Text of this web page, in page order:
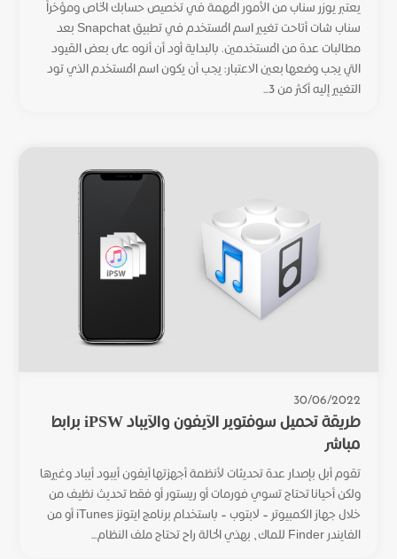
يعتبر يوزر سناب من الأمور المهمة في تخصيص حسابك الخاص ومؤخراً
سناب شات أتاحت تغيير اسم المستخدم في تطبيق Snapchat بعد
مطالبات عدة من المستخدمين. بالبداية أود أن أنوه على بعض القيود
التي يجب وضعها بعين الاعتبار: يجب أن يكون اسم المستخدم الذي تود
التغيير إليه أكثر من 3...
30/06/2022
طريقة تحميل سوفتوير الآيفون والآيباد iPSW برابط
مباشر
تقوم أبل بإصدار عدة تحديثات لأنظمة أجهزتها أيفون أيبود أيباد وغيرها
ولكن أحيانا تحتاج تسوي فورمات أو ريستور أو فقط تحديث نظيف من
خلال جهاز الكمبيوتر – لابتوب – باستخدام برنامج ايتونز iTunes أو من
الفايندر Finder للماك، بهذي الحالة راح تحتاج ملف النظام...